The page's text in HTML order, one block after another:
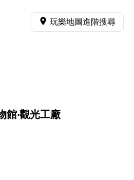
玩樂地圖進階搜尋
館‧觀光工廠